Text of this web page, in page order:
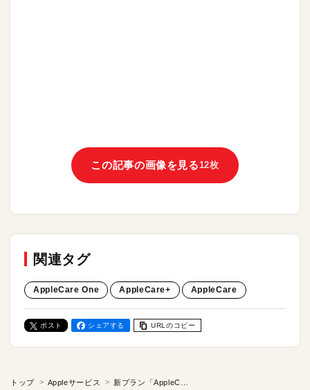
この記事の画像を見る 12枚
関連タグ
AppleCare One AppleCare+ AppleCare
ポスト シェアする URLのコピー
トップ Appleサービス